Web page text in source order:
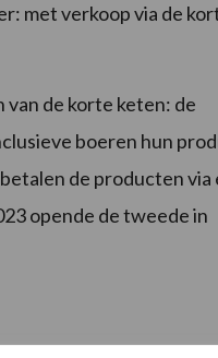
met verkoop via de
van de korte keten: de
boeren hun
de producten via
opende de tweede in